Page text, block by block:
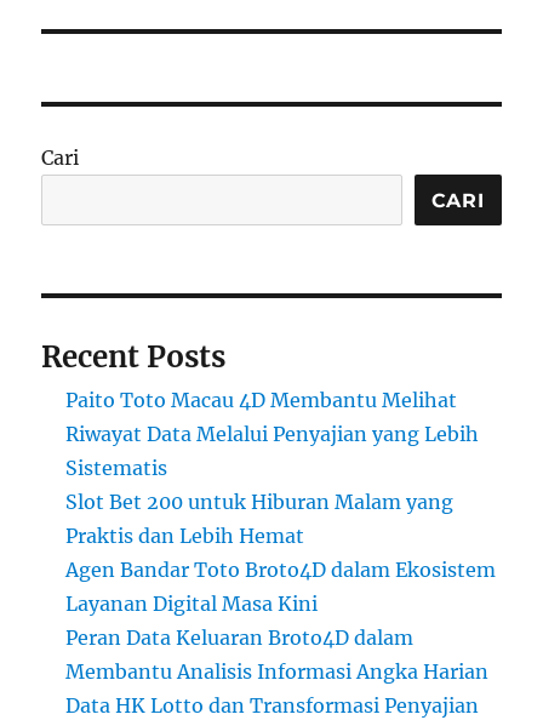
Cari
CARI
Recent Posts
Paito Toto Macau 4D Membantu Melihat
Riwayat Data Melalui Penyajian yang Lebih
Sistematis
Slot Bet 200 untuk Hiburan Malam yang
Praktis dan Lebih Hemat
Agen Bandar Toto Broto4D dalam Ekosistem
Layanan Digital Masa Kini
Peran Data Keluaran Broto4D dalam
Membantu Analisis Informasi Angka Harian
Data HK Lotto dan Transformasi Penyajian